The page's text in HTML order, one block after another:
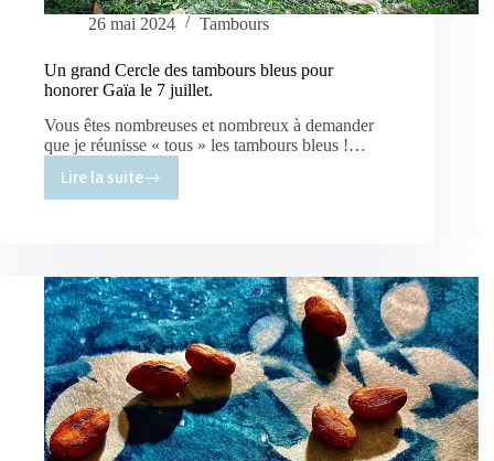
26 mai 2024 Tambours
Un grand Cercle des tambours bleus pour
honorer Gaïa le 7 juillet.
Vous êtes nombreuses et nombreux à demander
que je réunisse « tous » les tambours bleus !…
Lire la suite
Un
tambours
bleus
pour
honorer
Gaïa
le
7
juillet.